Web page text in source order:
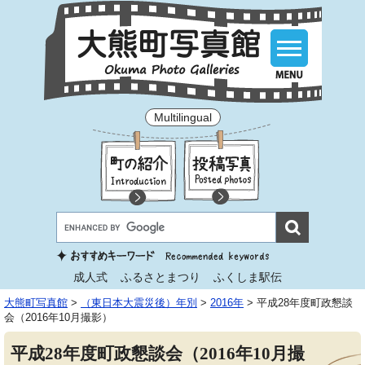
Multilingual
成人式 ふるさとまつり ふくしま駅伝
大熊町写真館 > （東日本大震災後）年別 > 2016年 > 平成28年度町政懇談
会（2016年10月撮影）
平成28年度町政懇談会（2016年10月撮